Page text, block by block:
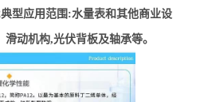
型应用范围:水量表和其他商业设
动机构,光伏背板及轴承等。